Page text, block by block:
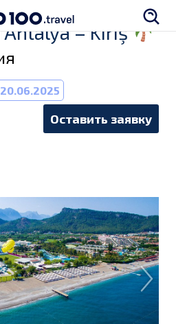
– Kiriş
20.06.2025
Оставить заявку